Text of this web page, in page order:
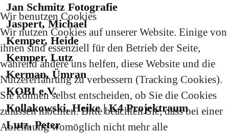
Jan Schmitz Fotografie
Jaspert, Michael
Kemper, Heide
Kemper, Lutz
Kerman, Ümran
KOBI e.V.
Kollakowski, Heike | K4 Projektraum
Lutz, Peter
Wir benutzen Cookies
Wir nutzen Cookies auf unserer Website. Einige von
ihnen sind essenziell für den Betrieb der Seite,
während andere uns helfen, diese Website und die
Nutzererfahrung zu verbessern (Tracking Cookies).
Sie können selbst entscheiden, ob Sie die Cookies
zulassen möchten. Bitte beachten Sie, dass bei einer
Ablehnung womöglich nicht mehr alle